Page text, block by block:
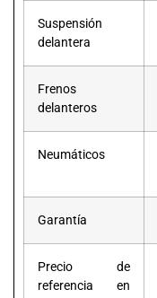
Suspensión
delantera
Frenos
delanteros
Neumáticos
Garantía
Precio de
referencia en